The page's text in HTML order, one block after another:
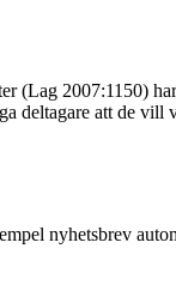
(Lag 2007:1150)
deltagare att de vill
nyhetsbrev